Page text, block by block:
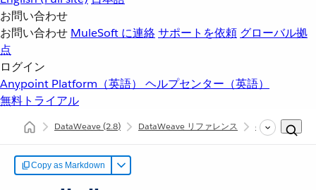
お問い合わせ
お問い合わせ MuleSoft に連絡サポートを依頼 グローバル拠
点
ログイン
Anypoint Platform（英語） ヘルプセンター（英語）
無料トライアル
DataWeave(2.8) DataWeave リファレンス
Copy as Markdown